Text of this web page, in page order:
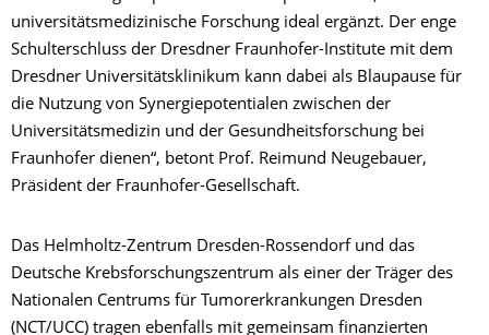
universitätsmedizinische Forschung ideal ergänzt. Der enge
Schulterschluss der Dresdner Fraunhofer-Institute mit dem
Dresdner Universitätsklinikum kann dabei als Blaupause für
die Nutzung von Synergiepotentialen zwischen der
Universitätsmedizin und der Gesundheitsforschung bei
Fraunhofer dienen“, betont Prof. Reimund Neugebauer,
Präsident der Fraunhofer-Gesellschaft.
Das Helmholtz-Zentrum Dresden-Rossendorf und das
Deutsche Krebsforschungszentrum als einer der Träger des
Nationalen Centrums für Tumorerkrankungen Dresden
(NCT/UCC) tragen ebenfalls mit gemeinsam finanzierten